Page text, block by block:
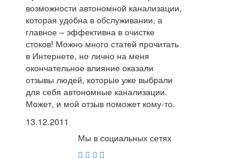
возможности автономной канализации,
которая удобна в обслуживании, а
главное – эффективна в очистке
стоков! Можно много статей прочитать
в Интернете, но лично на меня
окончательное влияние оказали
отзывы людей, которые уже выбрали
для себя автономные канализации.
Может, и мой отзыв поможет кому-то.
13.12.2011
Мы в социальных сетях